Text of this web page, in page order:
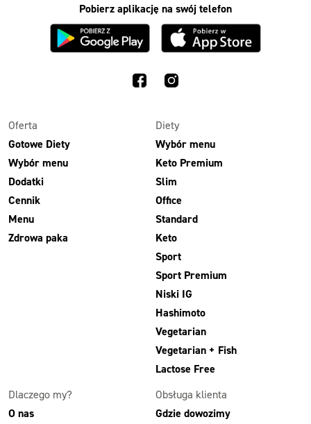
Pobierz aplikację na swój telefon
Oferta
Gotowe Diety
Wybór menu
Dodatki
Cennik
Menu
Zdrowa paka
Diety
Wybór menu
Keto Premium
Slim
Office
Standard
Keto
Sport
Sport Premium
Niski IG
Hashimoto
Vegetarian
Vegetarian + Fish
Lactose Free
Dlaczego my?
O nas
Obsługa klienta
Gdzie dowozimy